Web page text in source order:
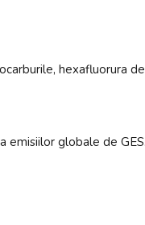
hexafluorura
globale de